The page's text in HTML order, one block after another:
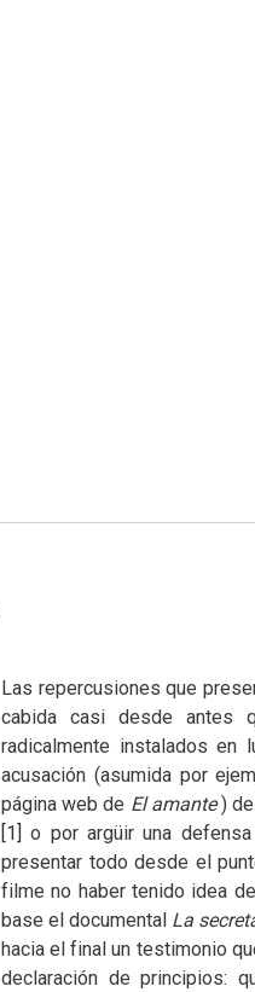
Las repercusiones que
cabida casi desde antes
radicalmente instalados en
acusación (asumida por
página web de El amante)
[1]o por argüir una
presentar todo desde el
filme no haber tenido idea
base el documental La
hacia el final un testimonio
declaración de principios: